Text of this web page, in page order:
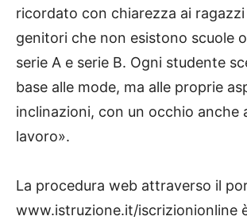
ricordato con chiarezza ai ragazzi
genitori che non esistono scuole
serie A e serie B. Ogni studente
base alle mode, ma alle proprie
inclinazioni, con un occhio anche
lavoro».
La procedura web attraverso il
www.istruzione.it/iscrizionionline